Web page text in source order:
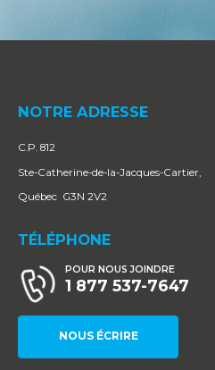
NOTRE ADRESSE
C.P. 812
Ste-Catherine-de-la-Jacques-Cartier,
Québec G3N 2V2
TÉLÉPHONE
POUR NOUS JOINDRE
1 877 537-7647
NOUS ÉCRIRE